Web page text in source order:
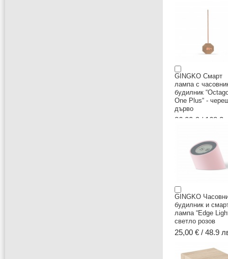
GINGKO Смарт
лампа с
будилник
One Plus“ -
дърво
86,00 € / 168.2
GINGKO
будилник и
лампа “Edge
светло розов
25,00 € / 48.9